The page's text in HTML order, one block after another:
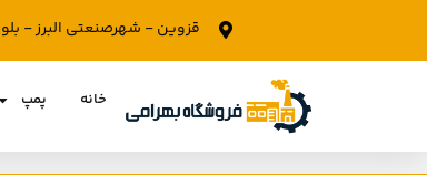
قزوین - شهرصنعتی البرز -
خانه پمپ